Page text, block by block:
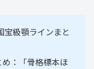
宝級顎ラインまと
：「骨格標本ほ